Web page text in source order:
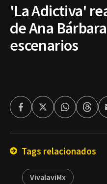
'La Adictiva'
de Ana
escenarios
FacebookTwitterWhatsapp
Tags relacionados
VivalaviMx